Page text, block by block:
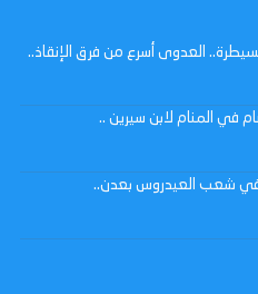
العدوى أسرع من فرق الإنقاذ..
في المنام لابن سيرين ..
في شعب العيدروس بعدن..